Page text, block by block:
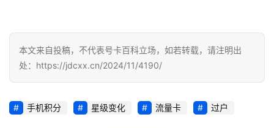
本文来自投稿，不代表号卡百科立场，如若转载，请注明出
处：https://jdcxx.cn/2024/11/4190/
手机积分 星级变化 流量卡 过户